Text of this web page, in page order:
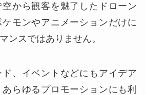
から観客を魅了したドローン
モンやアニメーションだけに
ンスではありません。
、イベントなどにもアイデア
らゆるプロモーションにも利